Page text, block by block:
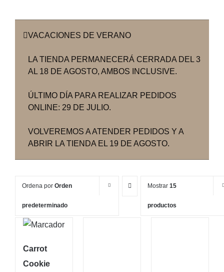
VACACIONES DE VERANO
LA TIENDA PERMANECERÁ CERRADA DEL 3
AL 18 DE AGOSTO, AMBOS INCLUSIVE.
ÚLTIMO DÍA PARA REALIZAR PEDIDOS
ONLINE: 29 DE JULIO.
VOLVEREMOS A ATENDER PEDIDOS Y A
ABRIR LA TIENDA EL 19 DE AGOSTO.
Ordena por Orden
predeterminado
Mostrar 15
productos
Carrot
Cookie